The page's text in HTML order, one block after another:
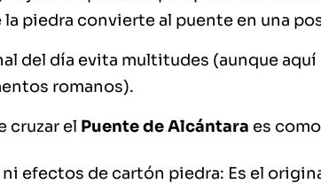
la piedra convierte al puente en una
del día evita multitudes (aunque
romanos).
cruzar el Puente de Alcántara es
efectos de cartón piedra: Es el